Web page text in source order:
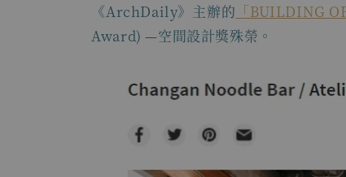
《ArchDaily》主辦的 「BUILDING
Award) —空間設計獎殊榮。